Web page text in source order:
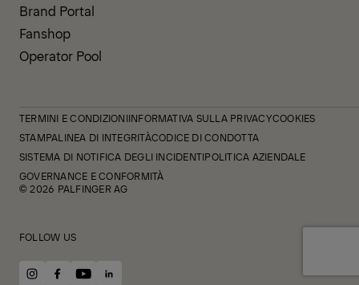
Brand Portal
Fanshop
Operator Pool
TERMINI E CONDIZIONIINFORMATIVA SULLA PRIVACYCOOKIES
STAMPALINEA DI INTEGRITÀCODICE DI CONDOTTA
SISTEMA DI NOTIFICA DEGLI INCIDENTIPOLITICA AZIENDALE
GOVERNANCE E CONFORMITÀ
© 2026 PALFINGER AG
FOLLOW US